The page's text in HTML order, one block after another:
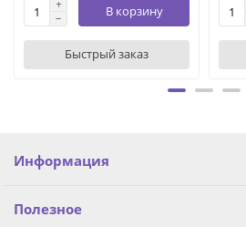
В корзину
Быстрый заказ
Информация
Полезное